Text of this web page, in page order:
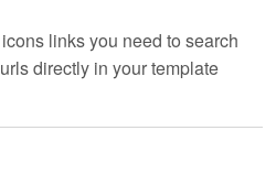
links you need to search
directly in your template